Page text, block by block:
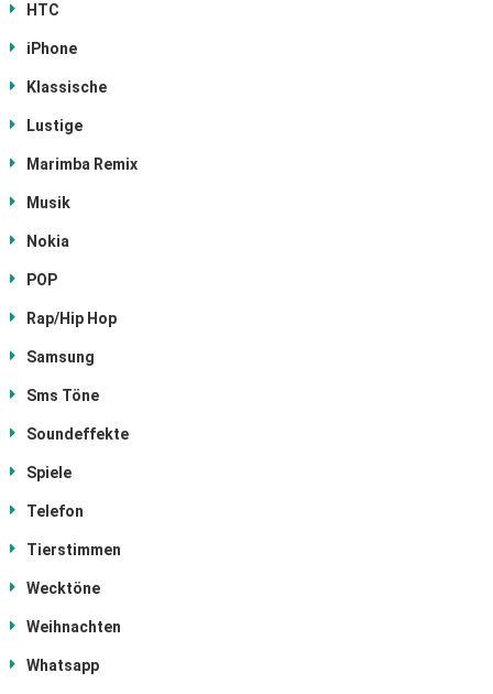
HTC
iPhone
Klassische
Lustige
Marimba Remix
Musik
Nokia
POP
Rap/Hip Hop
Samsung
Sms Töne
Soundeffekte
Spiele
Telefon
Tierstimmen
Wecktöne
Weihnachten
Whatsapp